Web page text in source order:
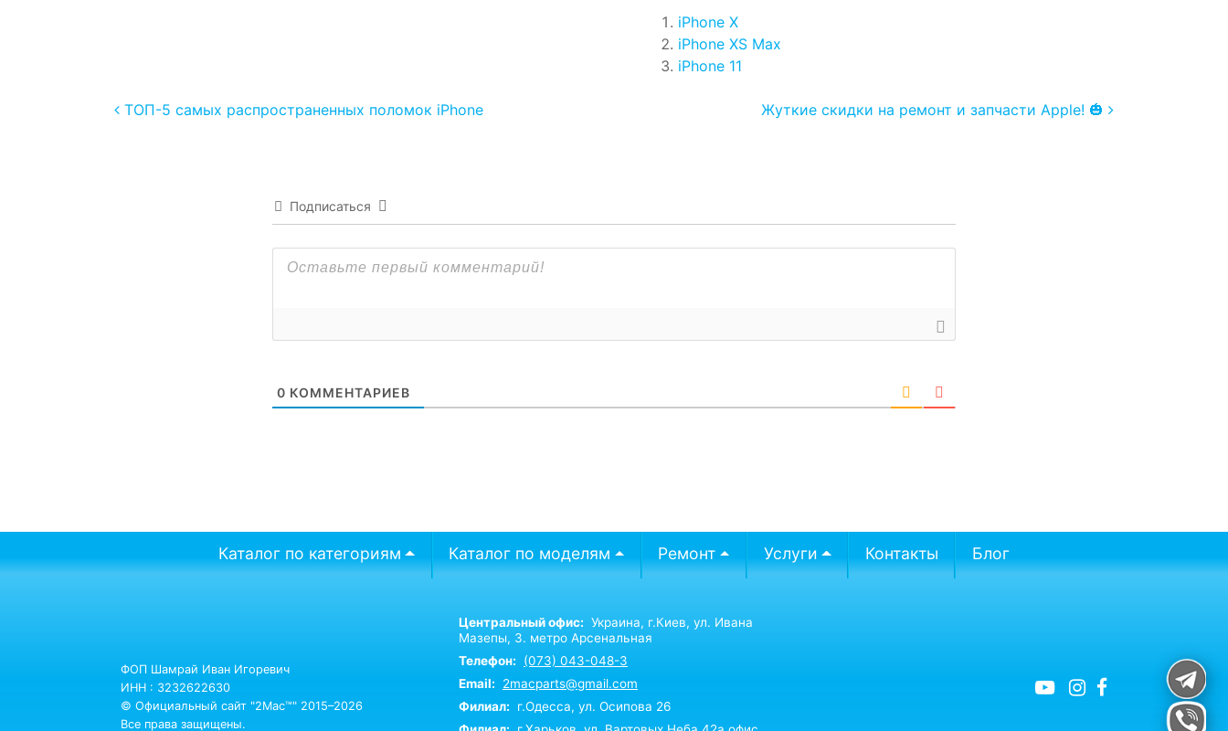
iPhone X
iPhone XS Max
iPhone 11
Post navigation
ТОП-5 самых распространенных поломок iPhone Жуткие скидки на ремонт и запчасти Apple! 🎃
Подписаться
0 КОММЕНТАРИЕВ
Каталог по категориям Каталог по моделям Ремонт Услуги Контакты Блог
ФОП Шамрай Иван Игоревич
ИНН : 3232622630
© Официальный сайт "2Mac™" 2015–2026
Все права защищены.
Центральный офис: Украина, г.Киев, ул. Ивана
Мазепы, 3. метро Арсенальная
Телефон:
(073) 043-048-3
Email:
2macparts@gmail.com
Филиал:
г.Одесса, ул. Осипова 26